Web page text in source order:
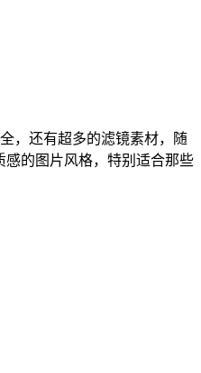
，还有超多的滤镜素材，随
的图片风格，特别适合那些